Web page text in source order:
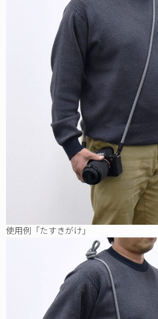
使用例「たすきがけ」